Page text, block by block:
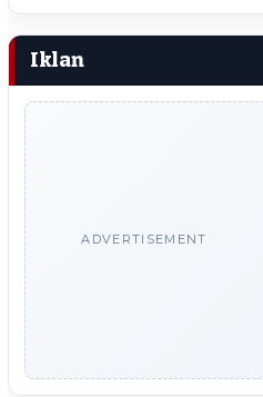
Iklan
ADVERTISEMENT